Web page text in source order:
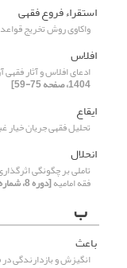
استقراء فروع فقهی
واکاوی روش تخریج
افلاس
ادعای افلاس و آثار
1404، صفحه 75-59]
ایقاع
تحلیل فقهی جریان خیار
انحلال
تاملی بر چگونگی
فقه امامیه[دوره 8، شماره 1، 1404، صفحه 201-180]
ب
باعث
انگیزش و بازدارندگی